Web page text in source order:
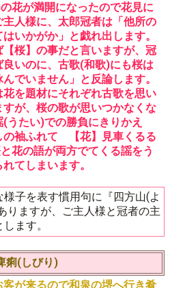
花が満開になったので花見に
人様に、太郎冠者は「他所の
いかがか」と戯れ出します。
桜】の事だと言いますが、冠
いのに、古歌(和歌)にも桜は
でいません」と反論します。
を題材にそれぞれ古歌を思い
が、桜の歌が思いつかなくな
うたい)での勝負にきりかえ
の袖ふれて 【花】見車くるる
花の語が両方でてくる謡をう
てしまいます。
子を表す慣用句に『四方山(よ
りますが、ご主人様と冠者の主
ます。
痢(しびり)
が来るので和泉の堺へ行き肴